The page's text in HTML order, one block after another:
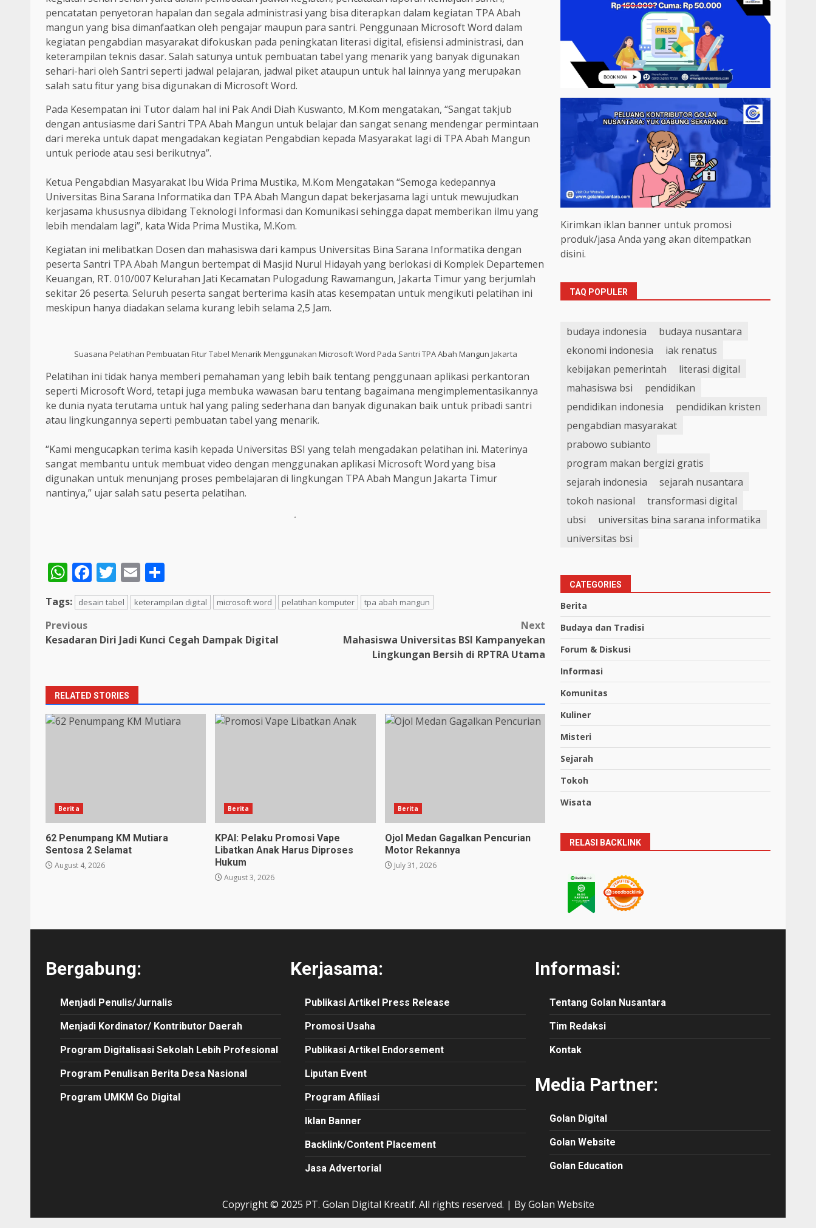
pencatatan penyetoran hapalan dan segala administrasi yang bisa diterapkan dalam kegiatan TPA Abah
mangun yang bisa dimanfaatkan oleh pengajar maupun para santri. Penggunaan Microsoft Word dalam
kegiatan pengabdian masyarakat difokuskan pada peningkatan literasi digital, efisiensi administrasi, dan
keterampilan teknis dasar. Salah satunya untuk pembuatan tabel yang menarik yang banyak digunakan
sehari-hari oleh Santri seperti jadwal pelajaran, jadwal piket ataupun untuk hal lainnya yang merupakan
salah satu fitur yang bisa digunakan di Microsoft Word.
Pada Kesempatan ini Tutor dalam hal ini Pak Andi Diah Kuswanto, M.Kom mengatakan, “Sangat takjub
dengan antusiasme dari Santri TPA Abah Mangun untuk belajar dan sangat senang mendengar permintaan
dari mereka untuk dapat mengadakan kegiatan Pengabdian kepada Masyarakat lagi di TPA Abah Mangun
untuk periode atau sesi berikutnya”.
Ketua Pengabdian Masyarakat Ibu Wida Prima Mustika, M.Kom Mengatakan “Semoga kedepannya
Universitas Bina Sarana Informatika dan TPA Abah Mangun dapat bekerjasama lagi untuk mewujudkan
kerjasama khususnya dibidang Teknologi Informasi dan Komunikasi sehingga dapat memberikan ilmu yang
lebih mendalam lagi”, kata Wida Prima Mustika, M.Kom.
Kegiatan ini melibatkan Dosen dan mahasiswa dari kampus Universitas Bina Sarana Informatika dengan
peserta Santri TPA Abah Mangun bertempat di Masjid Nurul Hidayah yang berlokasi di Komplek Departemen
Keuangan, RT. 010/007 Kelurahan Jati Kecamatan Pulogadung Rawamangun, Jakarta Timur yang berjumlah
sekitar 26 peserta. Seluruh peserta sangat berterima kasih atas kesempatan untuk mengikuti pelatihan ini
meskipun hanya diadakan selama kurang lebih selama 2,5 Jam.
Suasana Pelatihan Pembuatan Fitur Tabel Menarik Menggunakan Microsoft Word Pada Santri TPA Abah Mangun Jakarta
Pelatihan ini tidak hanya memberi pemahaman yang lebih baik tentang penggunaan aplikasi perkantoran
seperti Microsoft Word, tetapi juga membuka wawasan baru tentang bagaimana mengimplementasikannya
ke dunia nyata terutama untuk hal yang paling sederhana dan banyak digunakan baik untuk pribadi santri
atau lingkungannya seperti pembuatan tabel yang menarik.
“Kami mengucapkan terima kasih kepada Universitas BSI yang telah mengadakan pelatihan ini. Materinya
sangat membantu untuk membuat video dengan menggunakan aplikasi Microsoft Word yang bisa
digunakan untuk menunjang proses pembelajaran di lingkungan TPA Abah Mangun Jakarta Timur
nantinya,” ujar salah satu peserta pelatihan.
.
WhatsApp
Facebook
Twitter
Email
Tags: desain tabel keterampilan digital microsoft word pelatihan komputer tpa abah mangun
Post
navigation
Previous
Kesadaran Diri Jadi Kunci Cegah Dampak Digital
Next
Mahasiswa Universitas BSI Kampanyekan
Lingkungan Bersih di RPTRA Utama
RELATED STORIES
Berita
62 Penumpang KM Mutiara
Sentosa 2 Selamat
August 4, 2026
Berita
KPAI: Pelaku Promosi Vape
Libatkan Anak Harus Diproses
Hukum
August 3, 2026
Berita
Ojol Medan Gagalkan Pencurian
Motor Rekannya
July 31, 2026
Kirimkan iklan banner untuk promosi
produk/jasa Anda yang akan ditempatkan
disini.
TAQ POPULER
budaya indonesia
budaya nusantara
ekonomi indonesia
iak renatus
kebijakan pemerintah
literasi digital
mahasiswa bsi
pendidikan
pendidikan indonesia
pendidikan kristen
pengabdian masyarakat
prabowo subianto
program makan bergizi gratis
sejarah indonesia
sejarah nusantara
tokoh nasional
transformasi digital
ubsi
universitas bina sarana informatika
universitas bsi
CATEGORIES
Berita
Budaya dan Tradisi
Forum & Diskusi
Informasi
Komunitas
Kuliner
Misteri
Sejarah
Tokoh
Wisata
RELASI BACKLINK
Bergabung:
Menjadi Penulis/Jurnalis
Menjadi Kordinator/ Kontributor Daerah
Program Digitalisasi Sekolah Lebih Profesional
Program Penulisan Berita Desa Nasional
Program UMKM Go Digital
Kerjasama:
Publikasi Artikel Press Release
Promosi Usaha
Publikasi Artikel Endorsement
Liputan Event
Program Afiliasi
Iklan Banner
Backlink/Content Placement
Jasa Advertorial
Informasi:
Tentang Golan Nusantara
Tim Redaksi
Kontak
Media Partner:
Golan Digital
Golan Website
Golan Education
Copyright © 2025 PT. Golan Digital Kreatif. All rights reserved. | By Golan Website